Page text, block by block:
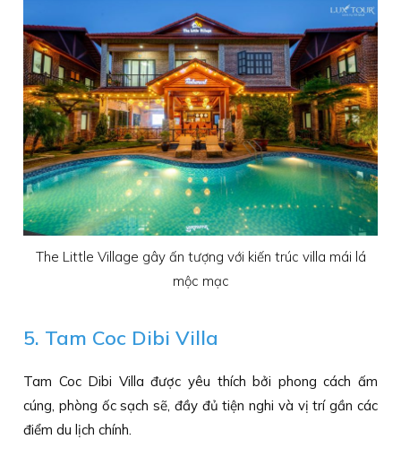
The Little Village gây ấn tượng với kiến trúc villa mái lá
mộc mạc
5. Tam Coc Dibi Villa
Tam Coc Dibi Villa được yêu thích bởi phong cách ấm
cúng, phòng ốc sạch sẽ, đầy đủ tiện nghi và vị trí gần các
điểm du lịch chính.